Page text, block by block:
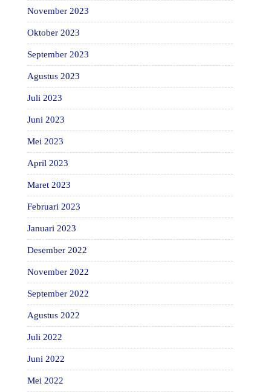
November 2023
Oktober 2023
September 2023
Agustus 2023
Juli 2023
Juni 2023
Mei 2023
April 2023
Maret 2023
Februari 2023
Januari 2023
Desember 2022
November 2022
September 2022
Agustus 2022
Juli 2022
Juni 2022
Mei 2022